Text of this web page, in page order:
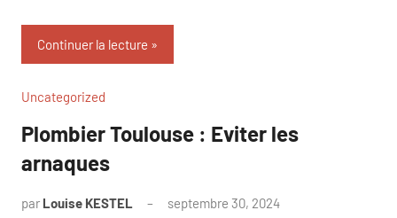
Continuer la lecture
Uncategorized
Plombier Toulouse : Eviter les
arnaques
par Louise KESTEL septembre 30, 2024